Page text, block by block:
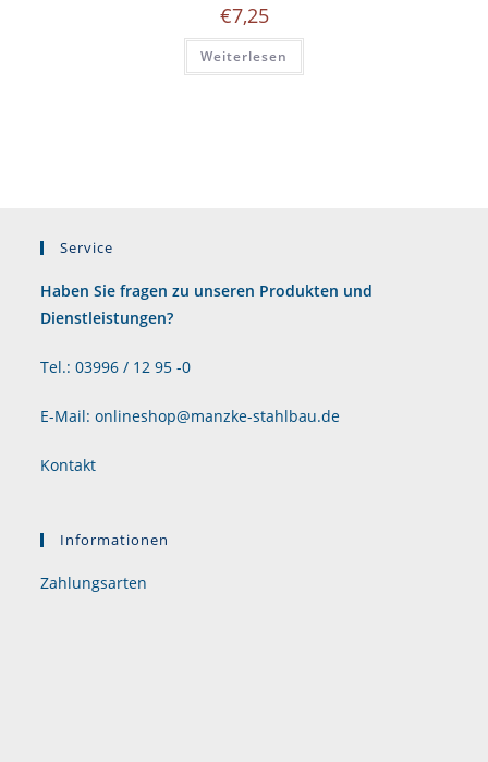
€7,25
Weiterlesen
Service
Haben Sie fragen zu unseren Produkten und
Dienstleistungen?
Tel.: 03996 / 12 95 -0
E-Mail: onlineshop@manzke-stahlbau.de
Kontakt
Informationen
Zahlungsarten